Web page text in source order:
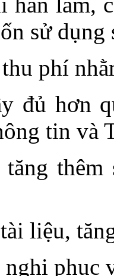
sử
phí
đủ hơn
tin và
liệu,
nghi phục